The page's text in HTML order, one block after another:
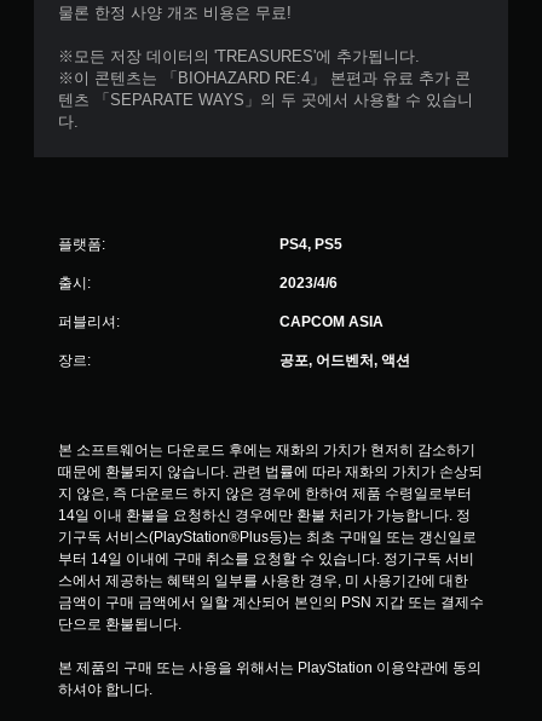
물론 한정 사양 개조 비용은 무료!
※모든 저장 데이터의 'TREASURES'에 추가됩니다.
※이 콘텐츠는 「BIOHAZARD RE:4」 본편과 유료 추가 콘
텐츠 「SEPARATE WAYS」의 두 곳에서 사용할 수 있습니
다.
플랫폼: PS4, PS5
출시: 2023/4/6
퍼블리셔: CAPCOM ASIA
장르: 공포, 어드벤처, 액션
본 소프트웨어는 다운로드 후에는 재화의 가치가 현저히 감소하기
때문에 환불되지 않습니다. 관련 법률에 따라 재화의 가치가 손상되
지 않은, 즉 다운로드 하지 않은 경우에 한하여 제품 수령일로부터
14일 이내 환불을 요청하신 경우에만 환불 처리가 가능합니다. 정
기구독 서비스(PlayStation®Plus등)는 최초 구매일 또는 갱신일로
부터 14일 이내에 구매 취소를 요청할 수 있습니다. 정기구독 서비
스에서 제공하는 혜택의 일부를 사용한 경우, 미 사용기간에 대한
금액이 구매 금액에서 일할 계산되어 본인의 PSN 지갑 또는 결제수
단으로 환불됩니다.
본 제품의 구매 또는 사용을 위해서는 PlayStation 이용약관에 동의
하셔야 합니다.